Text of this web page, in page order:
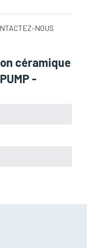
NOUS
céramique
-